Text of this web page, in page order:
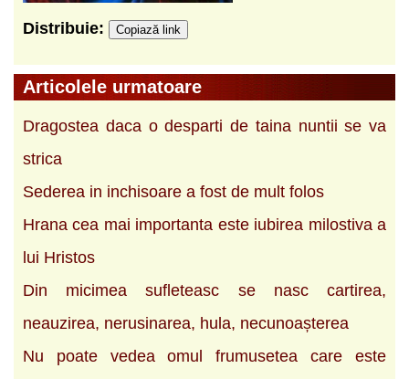
Distribuie: Copiază link
Articolele urmatoare
Dragostea daca o desparti de taina nuntii se va
strica
Sederea in inchisoare a fost de mult folos
Hrana cea mai importanta este iubirea milostiva a
lui Hristos
Din micimea sufleteasc se nasc cartirea,
neauzirea, nerusinarea, hula, necunoașterea
Nu poate vedea omul frumusetea care este